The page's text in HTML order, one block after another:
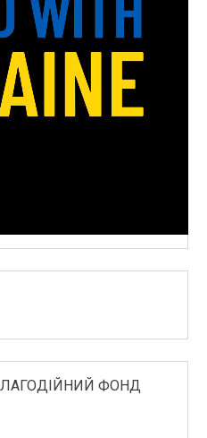
«БЛАГОДІЙНИЙ ФОНД